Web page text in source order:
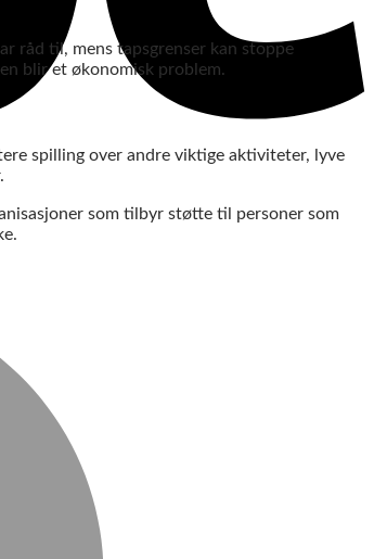
råd til, mens tapsgrenser kan stoppe
blir et økonomisk problem.
spilling over andre viktige aktiviteter, lyve
som tilbyr støtte til personer som